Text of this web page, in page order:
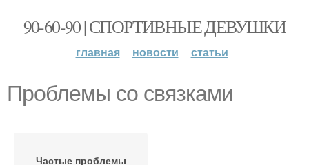
90-60-90 | СПОРТИВНЫЕ ДЕВУШКИ
главная новости статьи
Проблемы со связками
Частые проблемы